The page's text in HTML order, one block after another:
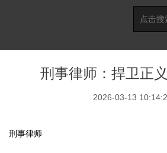
刑事律师：捍卫正
2026-03-13
刑事律师